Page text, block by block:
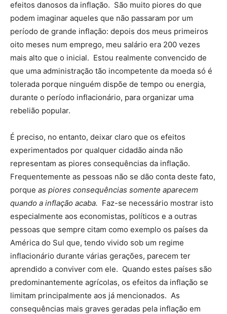
efeitos danosos da inflação. São muito piores do que
podem imaginar aqueles que não passaram por um
período de grande inflação: depois dos meus primeiros
oito meses num emprego, meu salário era 200 vezes
mais alto que o inicial. Estou realmente convencido de
que uma administração tão incompetente da moeda só é
tolerada porque ninguém dispõe de tempo ou energia,
durante o período inflacionário, para organizar uma
rebelião popular.
É preciso, no entanto, deixar claro que os efeitos
experimentados por qualquer cidadão ainda não
representam as piores consequências da inflação.
Frequentemente as pessoas não se dão conta deste fato,
porque as piores consequências somente aparecem
quando a inflação acaba. Faz-se necessário mostrar isto
especialmente aos economistas, políticos e a outras
pessoas que sempre citam como exemplo os países da
América do Sul que, tendo vivido sob um regime
inflacionário durante várias gerações, parecem ter
aprendido a conviver com ele. Quando estes países são
predominantemente agrícolas, os efeitos da inflação se
limitam principalmente aos já mencionados. As
consequências mais graves geradas pela inflação em